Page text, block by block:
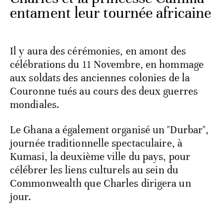
entament leur tournée africaine
Il y aura des cérémonies, en amont des
célébrations du 11 Novembre, en hommage
aux soldats des anciennes colonies de la
Couronne tués au cours des deux guerres
mondiales.
Le Ghana a également organisé un "Durbar",
journée traditionnelle spectaculaire, à
Kumasi, la deuxième ville du pays, pour
célébrer les liens culturels au sein du
Commonwealth que Charles dirigera un
jour.